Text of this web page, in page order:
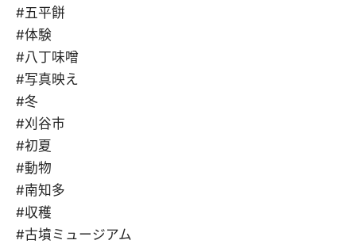
#五平餅
#体験
#八丁味噌
#写真映え
#冬
#刈谷市
#初夏
#動物
#南知多
#収穫
#古墳ミュージアム